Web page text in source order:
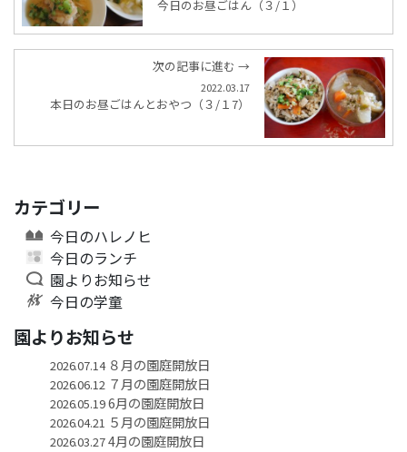
今日のお昼ごはん（３/１）
次の記事に進む →
2022.03.17
本日のお昼ごはんとおやつ（３/１7）
カテゴリー
今日のハレノヒ
今日のランチ
園よりお知らせ
今日の学童
園よりお知らせ
2026.07.14８月の園庭開放日
2026.06.12 ７月の園庭開放日
2026.05.196月の園庭開放日
2026.04.21 ５月の園庭開放日
2026.03.274月の園庭開放日